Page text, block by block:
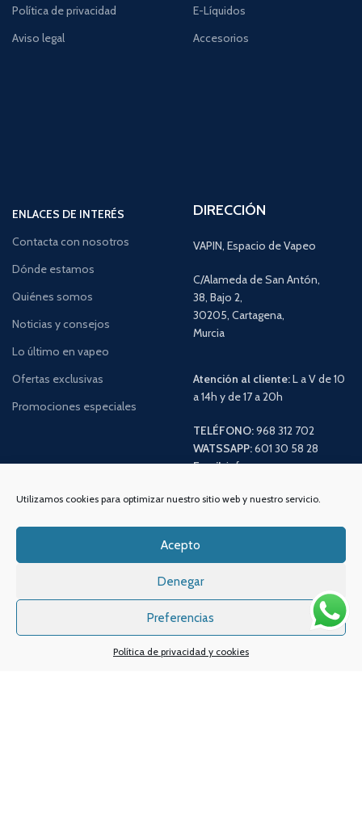
Utilizamos cookies para optimizar nuestro sitio web y nuestro servicio.
Acepto
Denegar
Preferencias
Política de privacidad y cookies
Política de privacidad
Aviso legal
E-Líquidos
Accesorios
ENLACES DE INTERÉS
Contacta con nosotros
Dónde estamos
Quiénes somos
Noticias y consejos
Lo último en vapeo
Ofertas exclusivas
Promociones especiales
DIRECCIÓN
VAPIN, Espacio de Vapeo
C/Alameda de San Antón,
38, Bajo 2,
30205, Cartagena,
Murcia
Atención al cliente:L a V de 10
a 14h y de 17 a 20h
TELÉFONO:968 312 702
WATSSAPP:601 30 58 28
Email:info@vapeo.es
Sistema de envío